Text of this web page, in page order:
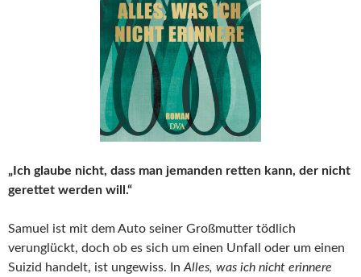
„Ich glaube nicht, dass man jemanden retten kann, der nicht
gerettet werden will.“
Samuel ist mit dem Auto seiner Großmutter tödlich
verunglückt, doch ob es sich um einen Unfall oder um einen
Suizid handelt, ist ungewiss. InAlles, was ich nicht erinnere